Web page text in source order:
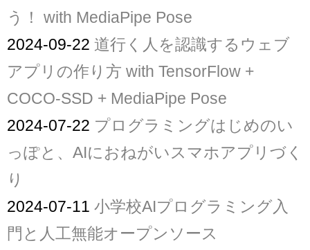
う！ with MediaPipe Pose
2024-09-22 道行く人を認識するウェブ
アプリの作り方 with TensorFlow +
COCO-SSD + MediaPipe Pose
2024-07-22 プログラミングはじめのい
っぽと、AIにおねがいスマホアプリづく
り
2024-07-11 小学校AIプログラミング入
門と人工無能オープンソース